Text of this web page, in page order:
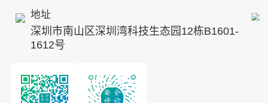
地址
深圳市南山区深圳湾科技生态园12栋B1601-
1612号
ESG
8S安全服务联盟
投资者关系